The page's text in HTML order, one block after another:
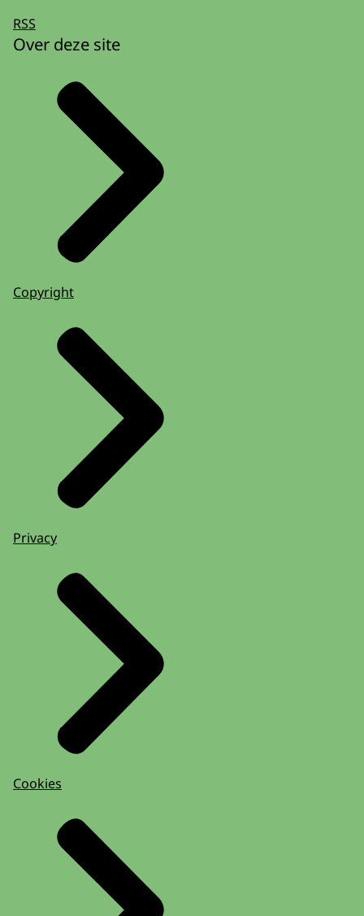
RSS
Over deze site
Copyright
Privacy
Cookies